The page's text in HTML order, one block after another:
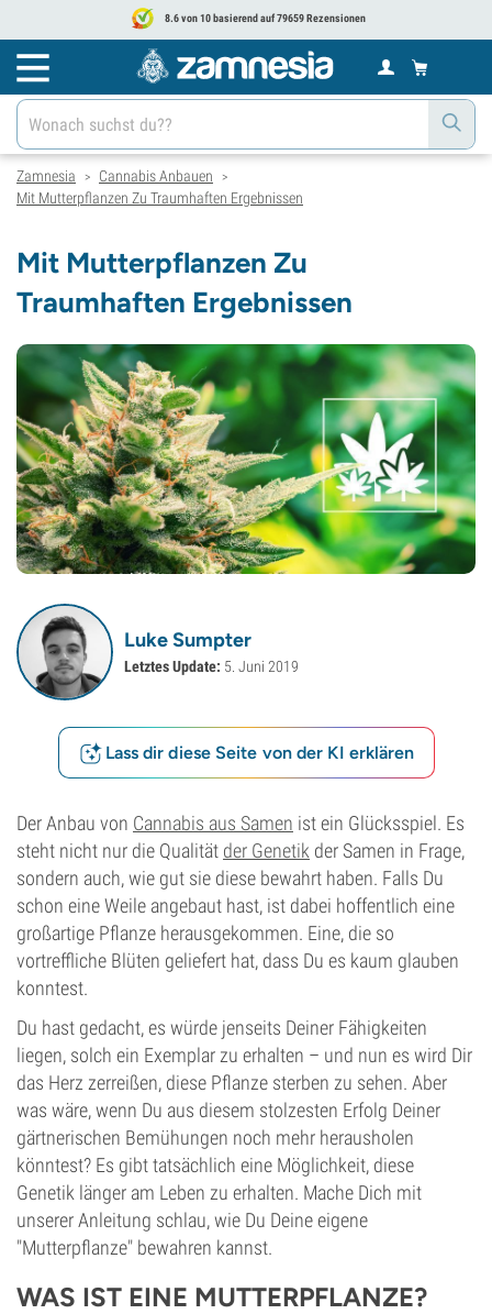
8.6 von 10 basierend auf 79659 Rezensionen
Zamnesia > Cannabis Anbauen >
Mit Mutterpflanzen Zu Traumhaften Ergebnissen
Mit Mutterpflanzen Zu
Traumhaften Ergebnissen
Luke Sumpter
Letztes Update: 5. Juni 2019
Lass dir diese Seite von der KI erklären
Der Anbau von Cannabis aus Samen ist ein Glücksspiel. Es
steht nicht nur die Qualität der Genetik der Samen in Frage,
sondern auch, wie gut sie diese bewahrt haben. Falls Du
schon eine Weile angebaut hast, ist dabei hoffentlich eine
großartige Pflanze herausgekommen. Eine, die so
vortreffliche Blüten geliefert hat, dass Du es kaum glauben
konntest.
Du hast gedacht, es würde jenseits Deiner Fähigkeiten
liegen, solch ein Exemplar zu erhalten – und nun es wird Dir
das Herz zerreißen, diese Pflanze sterben zu sehen. Aber
was wäre, wenn Du aus diesem stolzesten Erfolg Deiner
gärtnerischen Bemühungen noch mehr herausholen
könntest? Es gibt tatsächlich eine Möglichkeit, diese
Genetik länger am Leben zu erhalten. Mache Dich mit
unserer Anleitung schlau, wie Du Deine eigene
"Mutterpflanze" bewahren kannst.
WAS IST EINE MUTTERPFLANZE?